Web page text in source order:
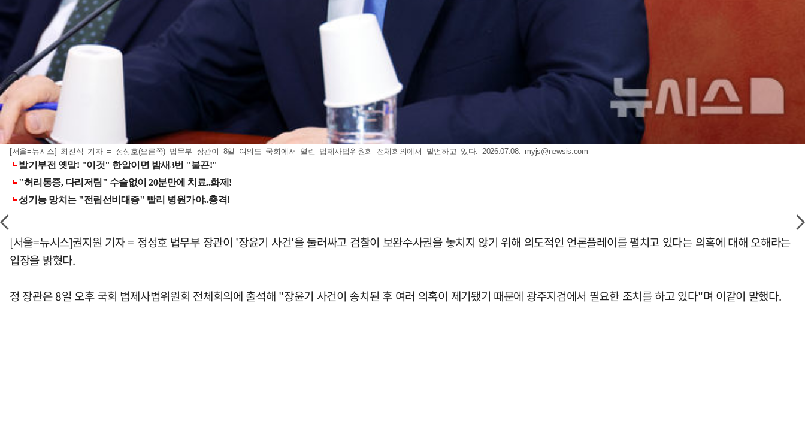
[서울=뉴시스] 최진석 기자 = 정성호(오른쪽) 법무부 장관이 8일 여의도 국회에서 열린 법제사법위원회 전체회의에서 발언하고 있다. 2026.07.08. myjs@newsis.com
[서울=뉴시스]권지원 기자 = 정성호 법무부 장관이 '장윤기 사건'을 둘러싸고 검찰이 보완수사권을 놓치지 않기 위해 의도적인 언론플레이를 펼치고 있다는 의혹에 대해 오해라는
입장을 밝혔다.
정 장관은 8일 오후 국회 법제사법위원회 전체회의에 출석해 "장윤기 사건이 송치된 후 여러 의혹이 제기됐기 때문에 광주지검에서 필요한 조치를 하고 있다"며 이같이 말했다.